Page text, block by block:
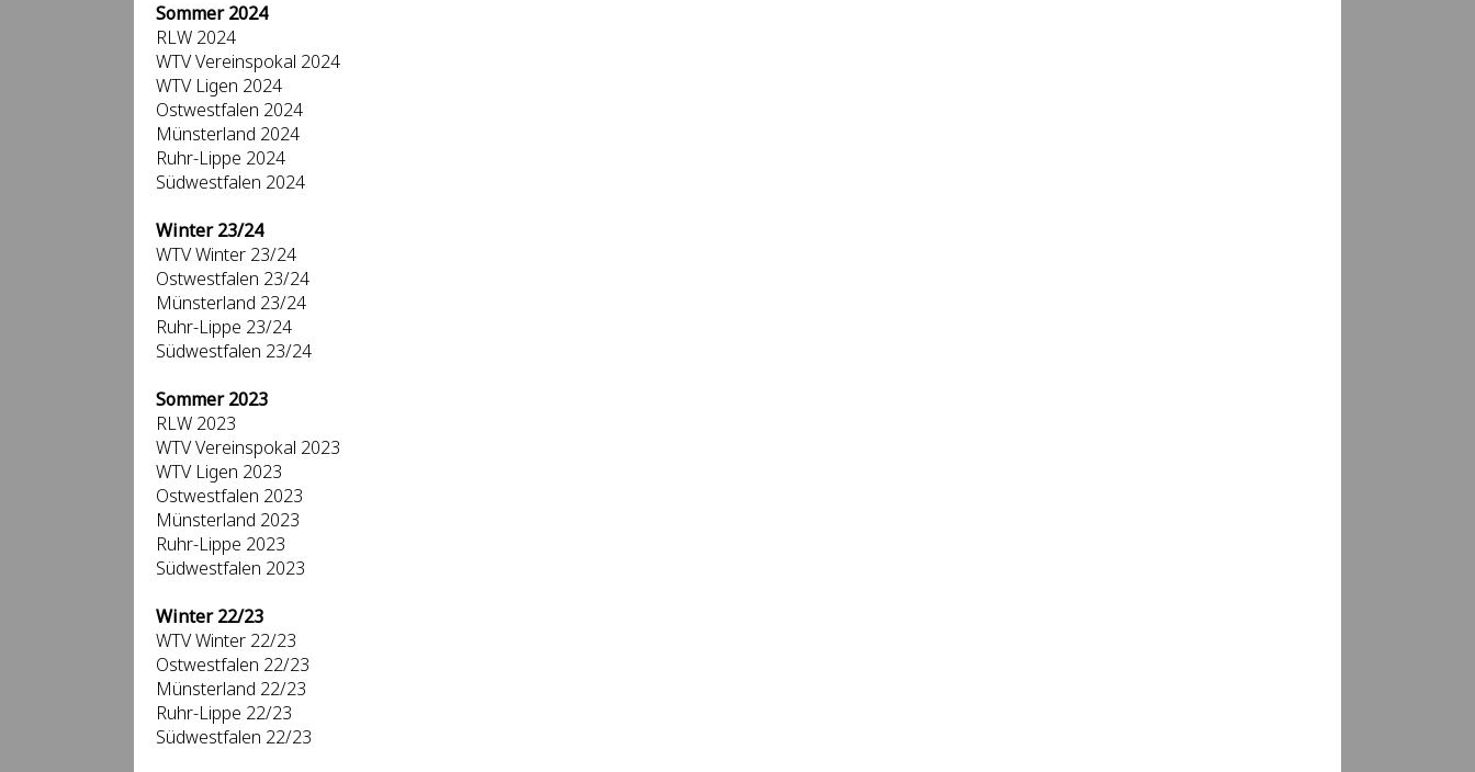
Sommer 2024
RLW 2024
WTV Vereinspokal 2024
WTV Ligen 2024
Ostwestfalen 2024
Münsterland 2024
Ruhr-Lippe 2024
Südwestfalen 2024
Winter 23/24
WTV Winter 23/24
Ostwestfalen 23/24
Münsterland 23/24
Ruhr-Lippe 23/24
Südwestfalen 23/24
Sommer 2023
RLW 2023
WTV Vereinspokal 2023
WTV Ligen 2023
Ostwestfalen 2023
Münsterland 2023
Ruhr-Lippe 2023
Südwestfalen 2023
Winter 22/23
WTV Winter 22/23
Ostwestfalen 22/23
Münsterland 22/23
Ruhr-Lippe 22/23
Südwestfalen 22/23